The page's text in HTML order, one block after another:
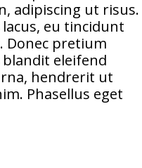
adipiscing ut risus.
eu tincidunt
Donec pretium
blandit eleifend
hendrerit ut
Phasellus eget